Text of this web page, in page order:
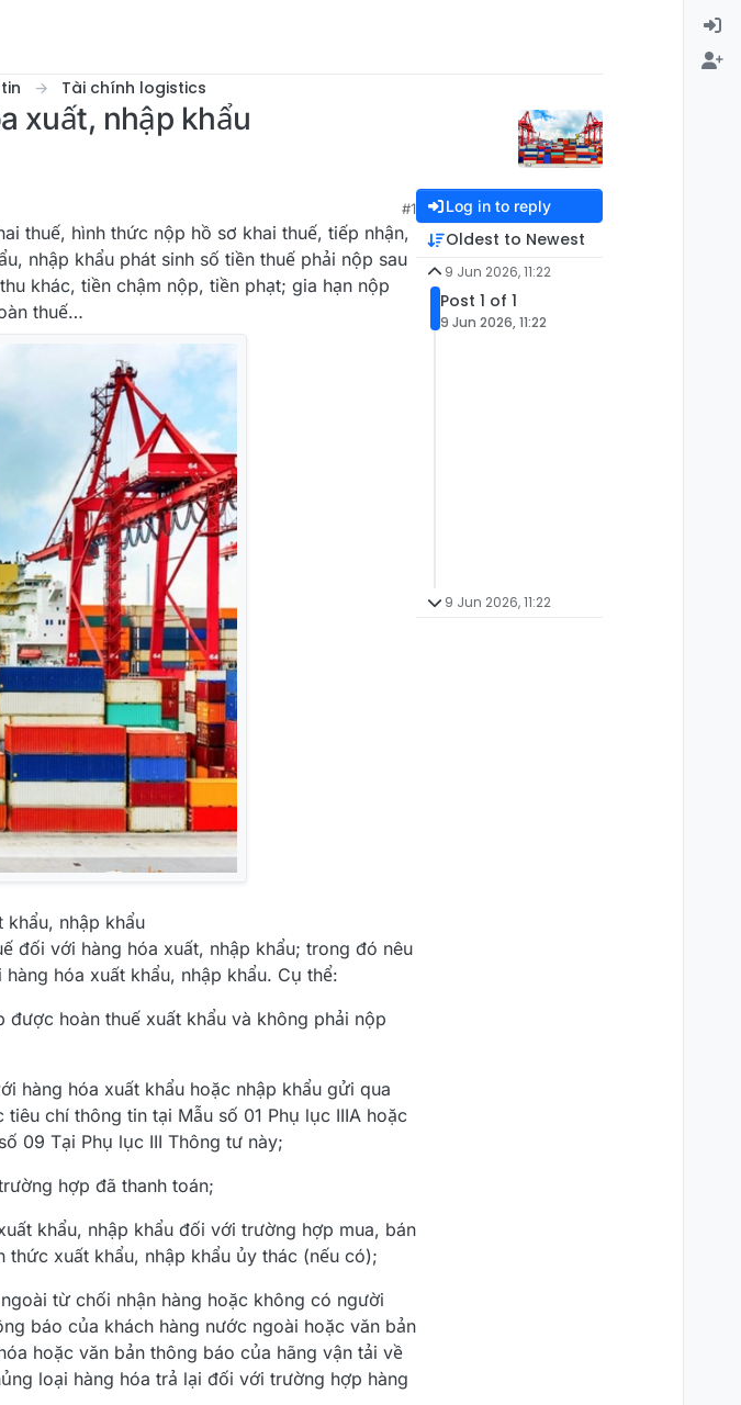
Tài chính logistics
xuất, nhập khẩu
#1
thuế, hình thức nộp hồ sơ khai thuế, tiếp nhận,
nhập khẩu phát sinh số tiền thuế phải nộp sau
khác, tiền chậm nộp, tiền phạt; gia hạn nộp
thuế…
khẩu, nhập khẩu
đối với hàng hóa xuất, nhập khẩu; trong đó nêu
hóa xuất khẩu, nhập khẩu. Cụ thể:
hoàn thuế xuất khẩu và không phải nộp
hàng hóa xuất khẩu hoặc nhập khẩu gửi qua
chí thông tin tại Mẫu số 01 Phụ lục IIIA hoặc
09 Tại Phụ lục III Thông tư này;
hợp đã thanh toán;
khẩu, nhập khẩu đối với trường hợp mua, bán
thức xuất khẩu, nhập khẩu ủy thác (nếu có);
từ chối nhận hàng hoặc không có người
báo của khách hàng nước ngoài hoặc văn bản
hoặc văn bản thông báo của hãng vận tải về
loại hàng hóa trả lại đối với trường hợp hàng
Log in to reply
Oldest to Newest
9 Jun 2026, 11:22
Post 1 of 1
9 Jun 2026, 11:22
9 Jun 2026, 11:22